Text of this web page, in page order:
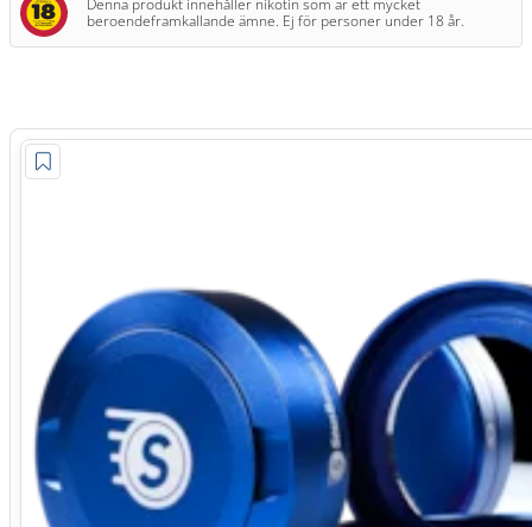
Denna produkt innehåller nikotin som är ett mycket
beroendeframkallande ämne. Ej för personer under 18 år.